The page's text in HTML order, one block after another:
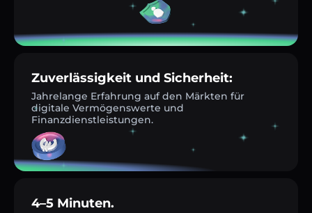
Zuverlässigkeit und Sicherheit:
Jahrelange Erfahrung auf den Märkten für
digitale Vermögenswerte und
Finanzdienstleistungen.
4–5 Minuten.